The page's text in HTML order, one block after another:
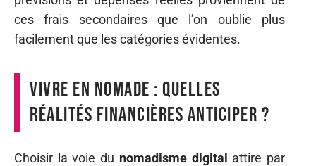
ces frais secondaires que l’on oublie plus
facilement que les catégories évidentes.
Vivre en nomade : quelles
réalités financières anticiper ?
Choisir la voie du nomadisme digital attire par